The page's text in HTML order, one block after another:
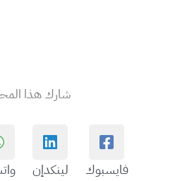
شارك هذا
فايسبوك لينكدإن